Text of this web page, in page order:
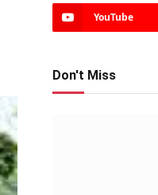
YouTube
Don't Miss